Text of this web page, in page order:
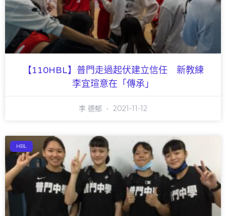
【110HBL】普門走過起伏建立信任 新教練
李宜瑄意在「傳承」
李 德郁 2021-11-12
HBL